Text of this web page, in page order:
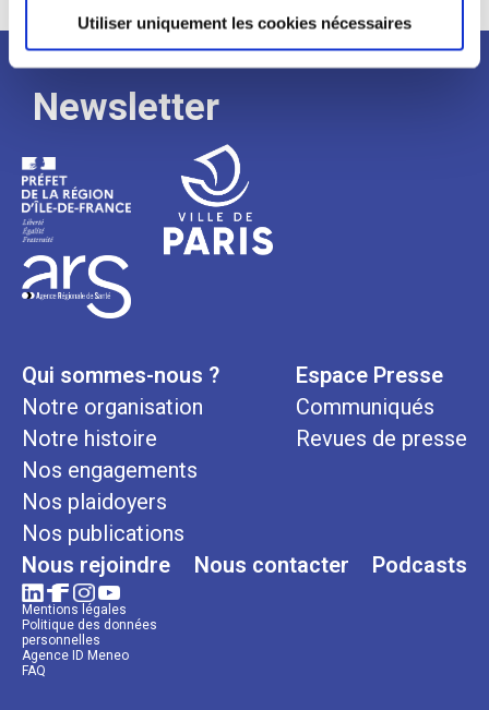
Utiliser uniquement les cookies nécessaires
Newsletter
Qui sommes-nous ?
Notre organisation
Notre histoire
Nos engagements
Nos plaidoyers
Nos publications
Espace Presse
Communiqués
Revues de presse
Nous rejoindre Nous contacter Podcasts
Mentions légales
Politique des données
personnelles
Agence ID Meneo
FAQ